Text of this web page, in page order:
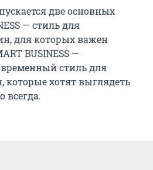
две основных
— стиль для
для которых важен
BUSINESS —
стиль для
хотят выглядеть
всегда.